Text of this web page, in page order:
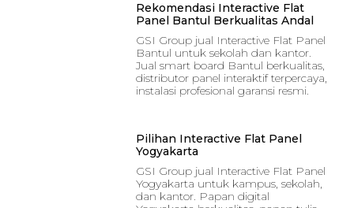
Rekomendasi Interactive Flat
Panel Bantul Berkualitas Andal
GSI Group jual Interactive Flat Panel
Bantul untuk sekolah dan kantor.
Jual smart board Bantul berkualitas,
distributor panel interaktif terpercaya,
instalasi profesional garansi resmi.
Pilihan Interactive Flat Panel
Yogyakarta
GSI Group jual Interactive Flat Panel
Yogyakarta untuk kampus, sekolah,
dan kantor. Papan digital